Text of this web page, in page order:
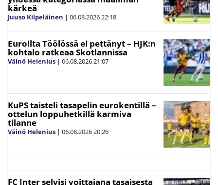
kärkeä
Juuso Kilpeläinen | 06.08.202622:18
Euroilta Töölössä ei pettänyt – HJK:n
kohtalo ratkeaa Skotlannissa
Väinö Helenius | 06.08.202621:07
KuPS taisteli tasapelin eurokentillä –
ottelun loppuhetkillä karmiva
tilanne
Väinö Helenius | 06.08.202620:26
FC Inter selvisi voittajana tasaisesta